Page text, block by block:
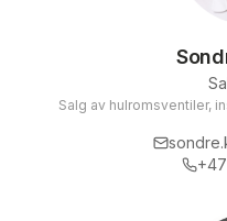
Salg av hulromsventiler,